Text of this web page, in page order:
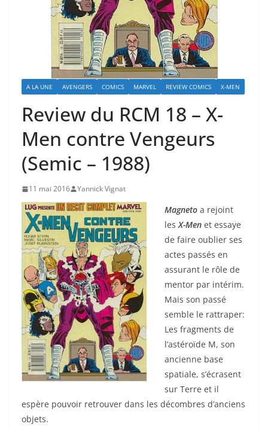
A LA UNE AVENGERS COMICS MARVEL REVIEW COMICS X-MEN
Review du RCM 18 – X-
Men contre Vengeurs
(Semic – 1988)
11 mai 2016 Yannick Vignat
Magneto a rejoint
lesX-Men et essaye
de faire oublier ses
actes passés en
assurant le rôle de
mentor par intérim.
Mais son passé
semble le rattraper:
Les fragments de
l’astéroïde M, son
ancienne base
spatiale, s’écrasent
sur Terre et il
espère pouvoir retrouver dans les décombres d’anciens
objets.